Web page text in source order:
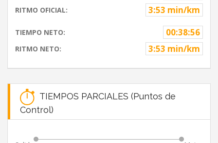
RITMO OFICIAL: 3:53 min/km
TIEMPO NETO: 00:38:56
RITMO NETO: 3:53 min/km
TIEMPOS PARCIALES (Puntos de
Control)